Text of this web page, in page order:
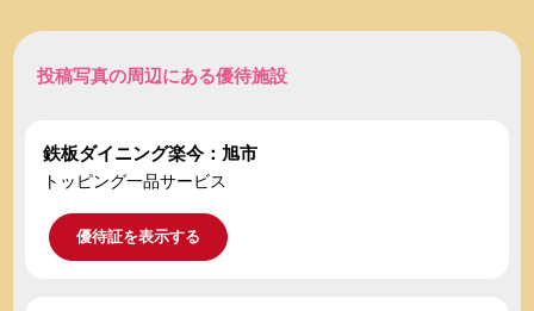
投稿写真の周辺にある優待施設
鉄板ダイニング楽今：旭市
トッピング一品サービス
優待証を表示する